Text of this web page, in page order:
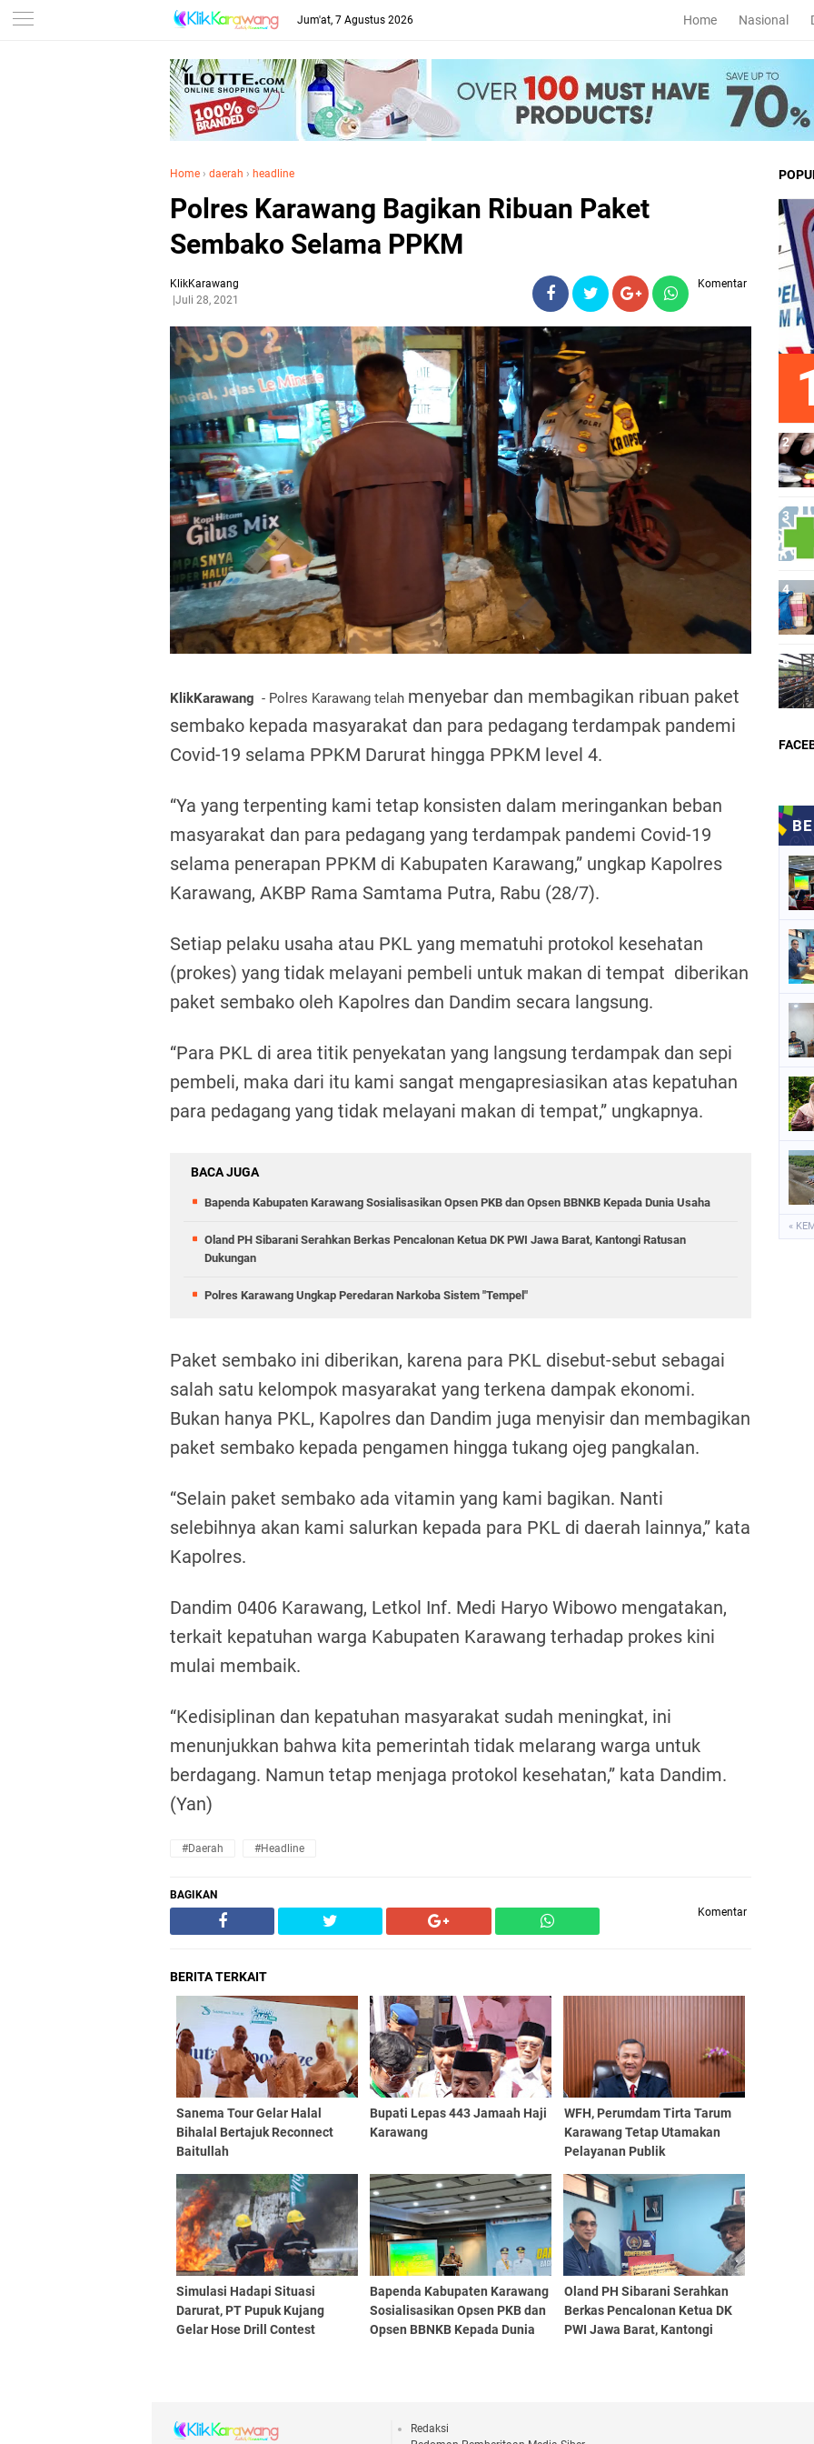
Jum'at, 7 Agustus 2026 Home Nasional
Home › daerah › headline
Polres Karawang Bagikan Ribuan Paket
Sembako Selama PPKM
KlikKarawang
Juli 28, 2021
Komentar
KlikKarawang - Polres Karawang telah menyebar dan membagikan ribuan paket
sembako kepada masyarakat dan para pedagang terdampak pandemi
Covid-19 selama PPKM Darurat hingga PPKM level 4.
“Ya yang terpenting kami tetap konsisten dalam meringankan beban
masyarakat dan para pedagang yang terdampak pandemi Covid-19
selama penerapan PPKM di Kabupaten Karawang,” ungkap Kapolres
Karawang, AKBP Rama Samtama Putra, Rabu (28/7).
Setiap pelaku usaha atau PKL yang mematuhi protokol kesehatan
(prokes) yang tidak melayani pembeli untuk makan di tempat diberikan
paket sembako oleh Kapolres dan Dandim secara langsung.
“Para PKL di area titik penyekatan yang langsung terdampak dan sepi
pembeli, maka dari itu kami sangat mengapresiasikan atas kepatuhan
para pedagang yang tidak melayani makan di tempat,” ungkapnya.
BACA JUGA
Bapenda Kabupaten Karawang Sosialisasikan Opsen PKB dan Opsen BBNKB Kepada Dunia Usaha
Oland PH Sibarani Serahkan Berkas Pencalonan Ketua DK PWI Jawa Barat, Kantongi Ratusan
Dukungan
Polres Karawang Ungkap Peredaran Narkoba Sistem "Tempel"
Paket sembako ini diberikan, karena para PKL disebut-sebut sebagai
salah satu kelompok masyarakat yang terkena dampak ekonomi.
Bukan hanya PKL, Kapolres dan Dandim juga menyisir dan membagikan
paket sembako kepada pengamen hingga tukang ojeg pangkalan.
“Selain paket sembako ada vitamin yang kami bagikan. Nanti
selebihnya akan kami salurkan kepada para PKL di daerah lainnya,” kata
Kapolres.
Dandim 0406 Karawang, Letkol Inf. Medi Haryo Wibowo mengatakan,
terkait kepatuhan warga Kabupaten Karawang terhadap prokes kini
mulai membaik.
“Kedisiplinan dan kepatuhan masyarakat sudah meningkat, ini
menunjukkan bahwa kita pemerintah tidak melarang warga untuk
berdagang. Namun tetap menjaga protokol kesehatan,” kata Dandim.
(Yan)
#daerah #headline
BAGIKAN
Komentar
BERITA TERKAIT
Sanema Tour Gelar Halal
Bihalal Bertajuk Reconnect
Baitullah
Bupati Lepas 443 Jamaah Haji
Karawang
WFH, Perumdam Tirta Tarum
Karawang Tetap Utamakan
Pelayanan Publik
Simulasi Hadapi Situasi
Darurat, PT Pupuk Kujang
Gelar Hose Drill Contest
Bapenda Kabupaten Karawang
Sosialisasikan Opsen PKB dan
Opsen BBNKB Kepada Dunia
Oland PH Sibarani Serahkan
Berkas Pencalonan Ketua DK
PWI Jawa Barat, Kantongi
«
Redaksi